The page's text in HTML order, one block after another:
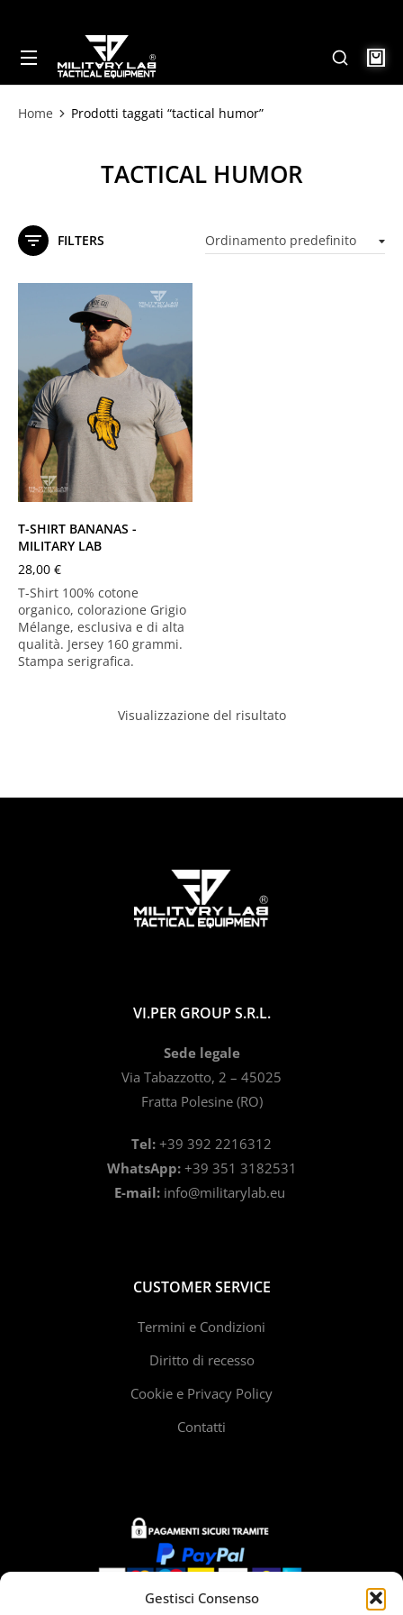
Gestisci Consenso
Tu sei qui:
Home Prodotti taggati “tactical humor”
TACTICAL HUMOR
FILTERS
Melange Grey
XS
S
XL
XXL
T-SHIRT BANANAS -
MILITARY LAB
28,00 €
T-Shirt 100% cotone
organico, colorazione Grigio
Mélange, esclusiva e di alta
qualità. Jersey 160 grammi.
Stampa serigrafica.
Visualizzazione del risultato
VI.PER GROUP S.R.L.
Sede legale
Via Tabazzotto, 2 – 45025
Fratta Polesine (RO)
Tel: +39 392 2216312
WhatsApp:+39 351 3182531
E-mail: info@militarylab.eu
CUSTOMER SERVICE
Termini e Condizioni
Diritto di recesso
Cookie e Privacy Policy
Contatti